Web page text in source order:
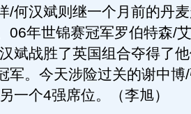
/何汉斌则继一个月前的丹
06年世锦赛冠军罗伯特森/
斌战胜了英国组合夺得了
军。今天涉险过关的谢中博
一个4强席位。（李旭）